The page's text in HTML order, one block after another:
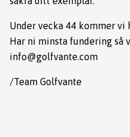
Under vecka 44 kommer vi
Har ni minsta fundering så
info@golfvante.com
/Team Golfvante